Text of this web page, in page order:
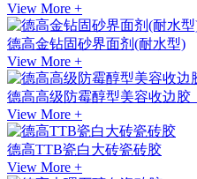
View More +
德高金钻固砂界面剂(耐水型)
View More +
德高高级防霉醇型美容收边胶
View More +
德高TTB瓷白大砖瓷砖胶
View More +